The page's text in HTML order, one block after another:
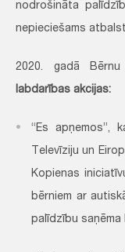
nodrošināta
nepieciešams
2020. gadā
labdarības akcijas:
“Es apņemos”,
Televīziju un
Kopienas
bērniem ar
palīdzību saņēma